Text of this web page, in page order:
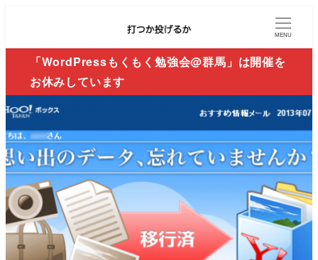
MENU
「WordPressもくもく勉強会@群馬」は開催を
お休みしています